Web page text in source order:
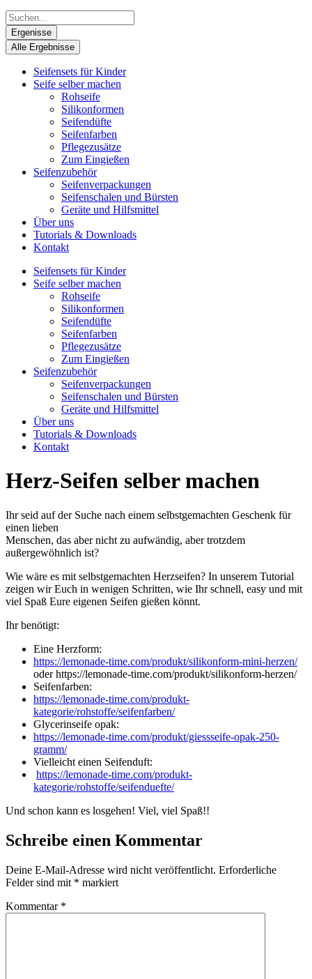
Ergenisse
Alle Ergebnisse
Seifensets für Kinder
Seife selber machen
Rohseife
Silikonformen
Seifendüfte
Seifenfarben
Pflegezusätze
Zum Eingießen
Seifenzubehör
Seifenverpackungen
Seifenschalen und Bürsten
Geräte und Hilfsmittel
Über uns
Tutorials & Downloads
Kontakt
Seifensets für Kinder
Seife selber machen
Rohseife
Silikonformen
Seifendüfte
Seifenfarben
Pflegezusätze
Zum Eingießen
Seifenzubehör
Seifenverpackungen
Seifenschalen und Bürsten
Geräte und Hilfsmittel
Über uns
Tutorials & Downloads
Kontakt
Herz-Seifen selber machen
Ihr seid auf der Suche nach einem selbstgemachten Geschenk für
einen lieben
Menschen, das aber nicht zu aufwändig, aber trotzdem
außergewöhnlich ist?
Wie wäre es mit selbstgemachten Herzseifen? In unserem Tutorial
zeigen wir Euch in wenigen Schritten, wie Ihr schnell, easy und mit
viel Spaß Eure eigenen Seifen gießen könnt.
Ihr benötigt:
Eine Herzform:
https://lemonade-time.com/produkt/silikonform-mini-herzen/
oder https://lemonade-time.com/produkt/silikonform-herzen/
Seifenfarben:
https://lemonade-time.com/produkt-
kategorie/rohstoffe/seifenfarben/
Glycerinseife opak:
https://lemonade-time.com/produkt/giessseife-opak-250-
gramm/
Vielleicht einen Seifenduft:
https://lemonade-time.com/produkt-
kategorie/rohstoffe/seifenduefte/
Und schon kann es losgehen! Viel, viel Spaß!!
Schreibe einen Kommentar
Deine E-Mail-Adresse wird nicht veröffentlicht. Erforderliche
Felder sind mit * markiert
Kommentar *